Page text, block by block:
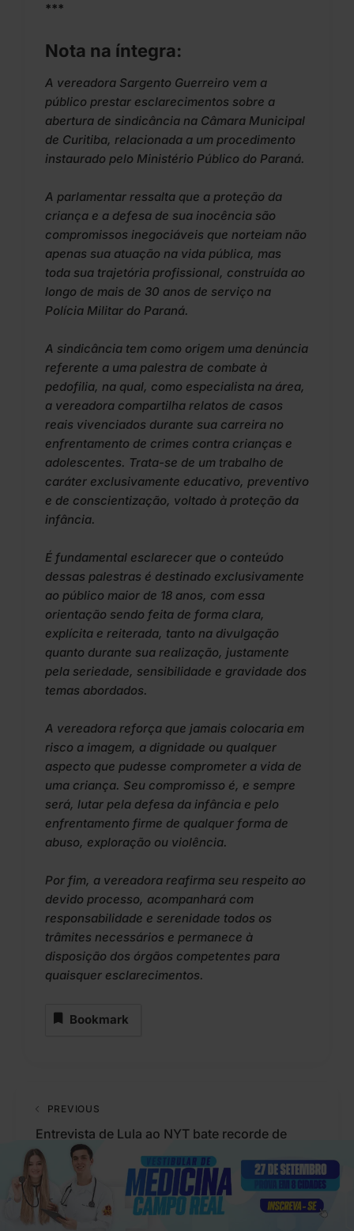
***
Nota na íntegra:
A vereadora Sargento Guerreiro vem a
público prestar esclarecimentos sobre a
abertura de sindicância na Câmara Municipal
de Curitiba, relacionada a um procedimento
instaurado pelo Ministério Público do Paraná.
A parlamentar ressalta que a proteção da
criança e a defesa de sua inocência são
compromissos inegociáveis que norteiam não
apenas sua atuação na vida pública, mas
toda sua trajetória profissional, construída ao
longo de mais de 30 anos de serviço na
Polícia Militar do Paraná.
A sindicância tem como origem uma denúncia
referente a uma palestra de combate à
pedofilia, na qual, como especialista na área,
a vereadora compartilha relatos de casos
reais vivenciados durante sua carreira no
enfrentamento de crimes contra crianças e
adolescentes. Trata-se de um trabalho de
caráter exclusivamente educativo, preventivo
e de conscientização, voltado à proteção da
infância.
É fundamental esclarecer que o conteúdo
dessas palestras é destinado exclusivamente
ao público maior de 18 anos, com essa
orientação sendo feita de forma clara,
explícita e reiterada, tanto na divulgação
quanto durante sua realização, justamente
pela seriedade, sensibilidade e gravidade dos
temas abordados.
A vereadora reforça que jamais colocaria em
risco a imagem, a dignidade ou qualquer
aspecto que pudesse comprometer a vida de
uma criança. Seu compromisso é, e sempre
será, lutar pela defesa da infância e pelo
enfrentamento firme de qualquer forma de
abuso, exploração ou violência.
Por fim, a vereadora reafirma seu respeito ao
devido processo, acompanhará com
responsabilidade e serenidade todos os
trâmites necessários e permanece à
disposição dos órgãos competentes para
quaisquer esclarecimentos.
Bookmark
PREVIOUS
Entrevista de Lula ao NYT bate recorde de
engajamento no Instagram em 2025
NEXT
Reuniões de PMs em igrejas neopentecostais
apontam para oficialização de “Gestapo